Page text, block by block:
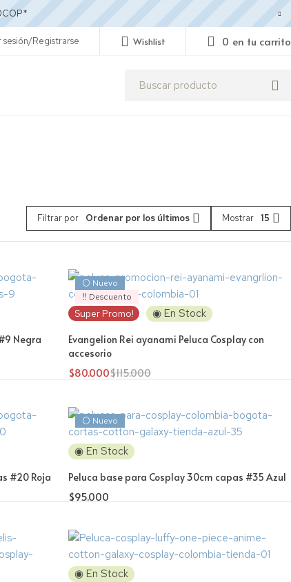
sesión/Registrarse Wishlist 0 en tu carrito
Filtrar por Ordenar por los últimos Mostrar 15
Negra
Super Promo! ◉ En Stock
⚪ Nuevo
‼️ Descuento
Evangelion Rei ayanami Peluca Cosplay con
accesorio
$115.000
$80.000
#20 Roja
◉ En Stock
⚪ Nuevo
Peluca base para Cosplay 30cm capas #35 Azul
$95.000
◉ En Stock